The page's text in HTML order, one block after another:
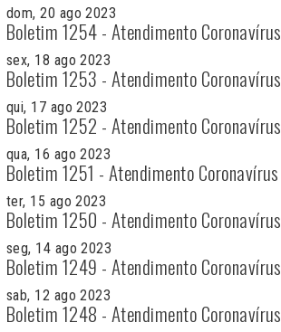
dom, 20 ago 2023
Boletim 1254 - Atendimento Coronavírus
sex, 18 ago 2023
Boletim 1253 - Atendimento Coronavírus
qui, 17 ago 2023
Boletim 1252 - Atendimento Coronavírus
qua, 16 ago 2023
Boletim 1251 - Atendimento Coronavírus
ter, 15 ago 2023
Boletim 1250 - Atendimento Coronavírus
seg, 14 ago 2023
Boletim 1249 - Atendimento Coronavírus
sab, 12 ago 2023
Boletim 1248 - Atendimento Coronavírus